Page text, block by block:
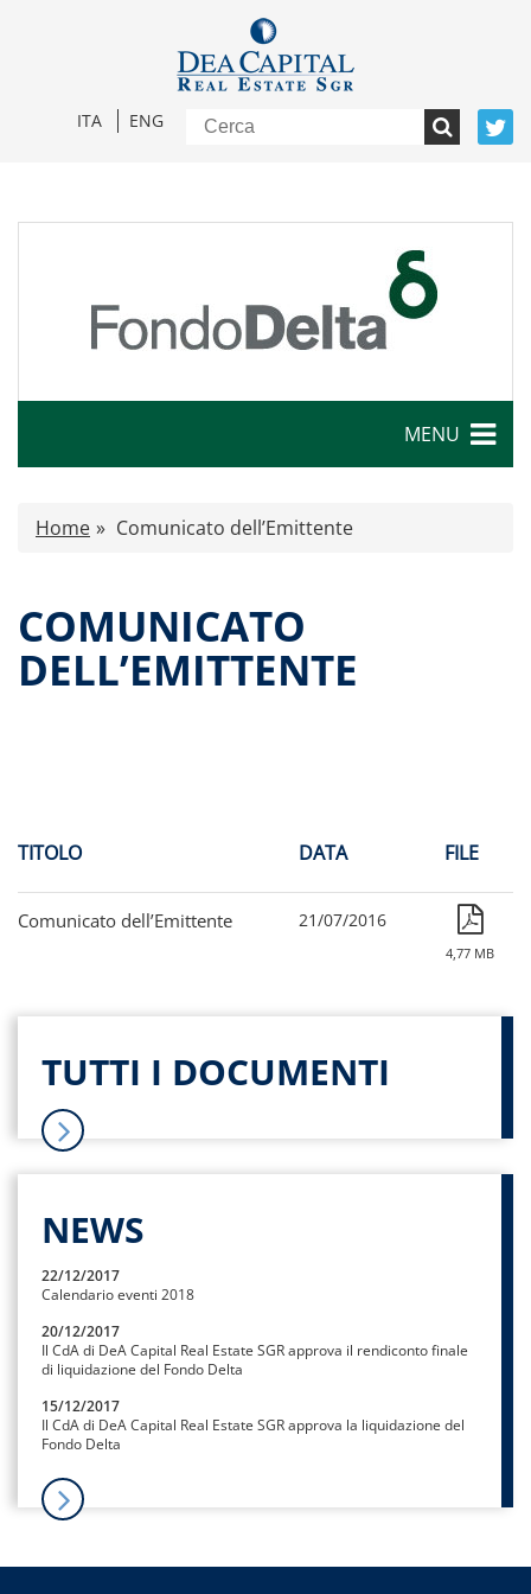
ITA ENG
MENU
Caratteristiche
Proventi distribuiti
Documenti di offerta
Home Comunicato dell’Emittente
COMUNICATO
DELL’EMITTENTE
TITOLO DATA FILE
Comunicato dell’Emittente 21/07/2016
4,77 MB
TUTTI I DOCUMENTI
NEWS
22/12/2017
Calendario eventi 2018
20/12/2017
Il CdA di DeA Capital Real Estate SGR approva il rendiconto finale
di liquidazione del Fondo Delta
15/12/2017
Il CdA di DeA Capital Real Estate SGR approva la liquidazione del
Fondo Delta